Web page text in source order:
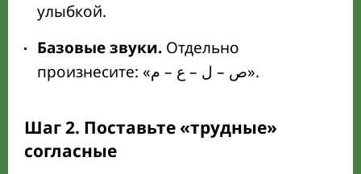
улыбкой.
Базовые звуки. Отдельно
произнесите: «ص – ل – ع – م».
Шаг 2. Поставьте «трудные»
согласные